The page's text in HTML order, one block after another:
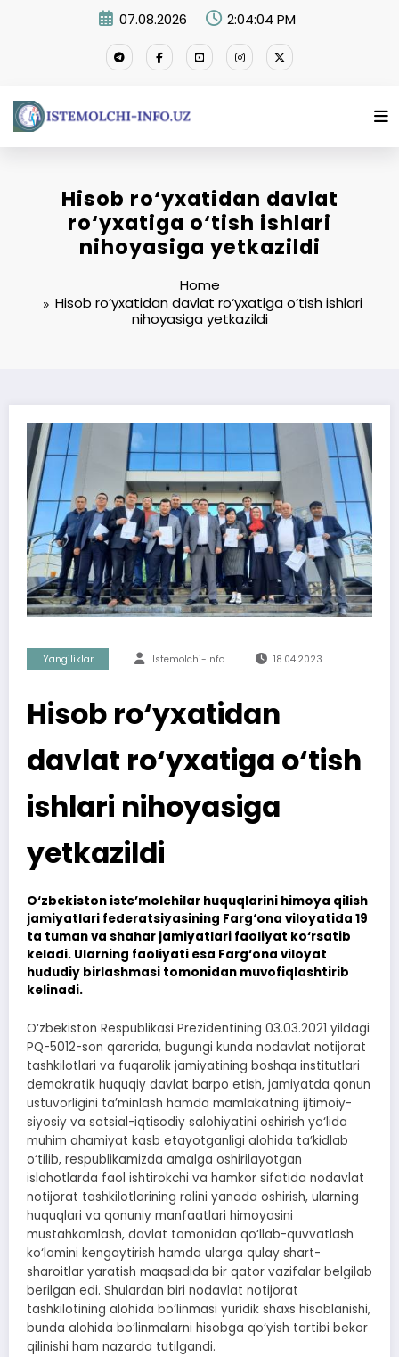
07.08.2026 2:04:05 PM
Hisob ro‘yxatidan davlat
ro‘yxatiga o‘tish ishlari
nihoyasiga yetkazildi
Home
Hisob ro‘yxatidan davlat ro‘yxatiga o‘tish ishlari
nihoyasiga yetkazildi
Yangiliklar Istemolchi-Info 18.04.2023
Hisob ro‘yxatidan
davlat ro‘yxatiga o‘tish
ishlari nihoyasiga
yetkazildi
O‘zbekiston iste’molchilar huquqlarini himoya qilish
jamiyatlari federatsiyasining Farg‘ona viloyatida 19
ta tuman va shahar jamiyatlari faoliyat ko‘rsatib
keladi. Ularning faoliyati esa Farg‘ona viloyat
hududiy birlashmasi tomonidan muvofiqlashtirib
kelinadi.
O‘zbekiston Respublikasi Prezidentining 03.03.2021 yildagi
PQ-5012-son qarorida, bugungi kunda nodavlat notijorat
tashkilotlari va fuqarolik jamiyatining boshqa institutlari
demokratik huquqiy davlat barpo etish, jamiyatda qonun
ustuvorligini ta’minlash hamda mamlakatning ijtimoiy-
siyosiy va sotsial-iqtisodiy salohiyatini oshirish yo‘lida
muhim ahamiyat kasb etayotganligi alohida ta’kidlab
o‘tilib, respublikamizda amalga oshirilayotgan
islohotlarda faol ishtirokchi va hamkor sifatida nodavlat
notijorat tashkilotlarining rolini yanada oshirish, ularning
huquqlari va qonuniy manfaatlari himoyasini
mustahkamlash, davlat tomonidan qo‘llab-quvvatlash
ko‘lamini kengaytirish hamda ularga qulay shart-
sharoitlar yaratish maqsadida bir qator vazifalar belgilab
berilgan edi. Shulardan biri nodavlat notijorat
tashkilotining alohida bo‘linmasi yuridik shaxs hisoblanishi,
bunda alohida bo‘linmalarni hisobga qo‘yish tartibi bekor
qilinishi ham nazarda tutilgandi.